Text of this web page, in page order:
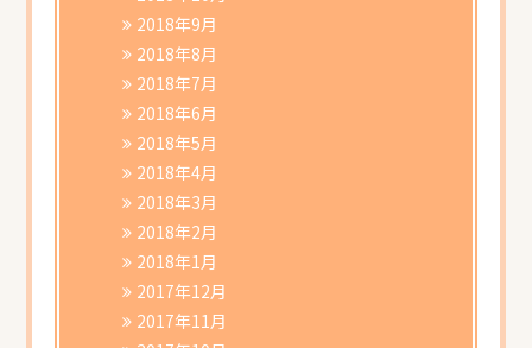
2018年9月
2018年8月
2018年7月
2018年6月
2018年5月
2018年4月
2018年3月
2018年2月
2018年1月
2017年12月
2017年11月